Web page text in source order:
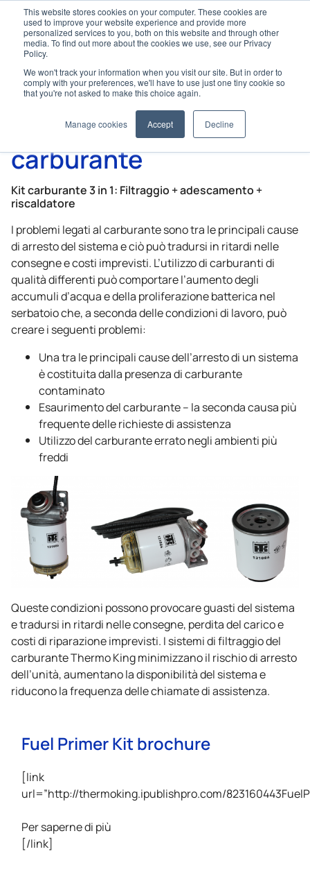
This website stores cookies on your computer. These cookies are
used to improve your website experience and provide more
personalized services to you, both on this website and through other
media. To find out more about the cookies we use, see our Privacy
Policy.
We won't track your information when you visit our site. But in order to
comply with your preferences, we'll have to use just one tiny cookie so
that you're not asked to make this choice again.
Manage cookies Accept Decline
Home Opzioni e accessori
Gestione del carburante
Kit di iniezione del carburante
Kit di iniezione del
carburante
Kit carburante 3 in 1: Filtraggio + adescamento +
riscaldatore
I problemi legati al carburante sono tra le principali cause
di arresto del sistema e ciò può tradursi in ritardi nelle
consegne e costi imprevisti. L’utilizzo di carburanti di
qualità differenti può comportare l’aumento degli
accumuli d’acqua e della proliferazione batterica nel
serbatoio che, a seconda delle condizioni di lavoro, può
creare i seguenti problemi:
Una tra le principali cause dell’arresto di un sistema
è costituita dalla presenza di carburante
contaminato
Esaurimento del carburante – la seconda causa più
frequente delle richieste di assistenza
Utilizzo del carburante errato negli ambienti più
freddi
Queste condizioni possono provocare guasti del sistema
e tradursi in ritardi nelle consegne, perdita del carico e
costi di riparazione imprevisti. I sistemi di filtraggio del
carburanteThermo Kingminimizzano il rischio di arresto
dell’unità, aumentano la disponibilità del sistema e
riducono la frequenza delle chiamate di assistenza.
Fuel Primer Kit brochure
[link
url=”http://thermoking.ipublishpro.com/
Per saperne di più
[/link]